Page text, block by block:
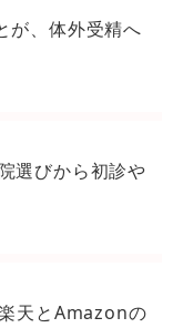
が、体外受精へ
選びから初診や
天とAmazonの